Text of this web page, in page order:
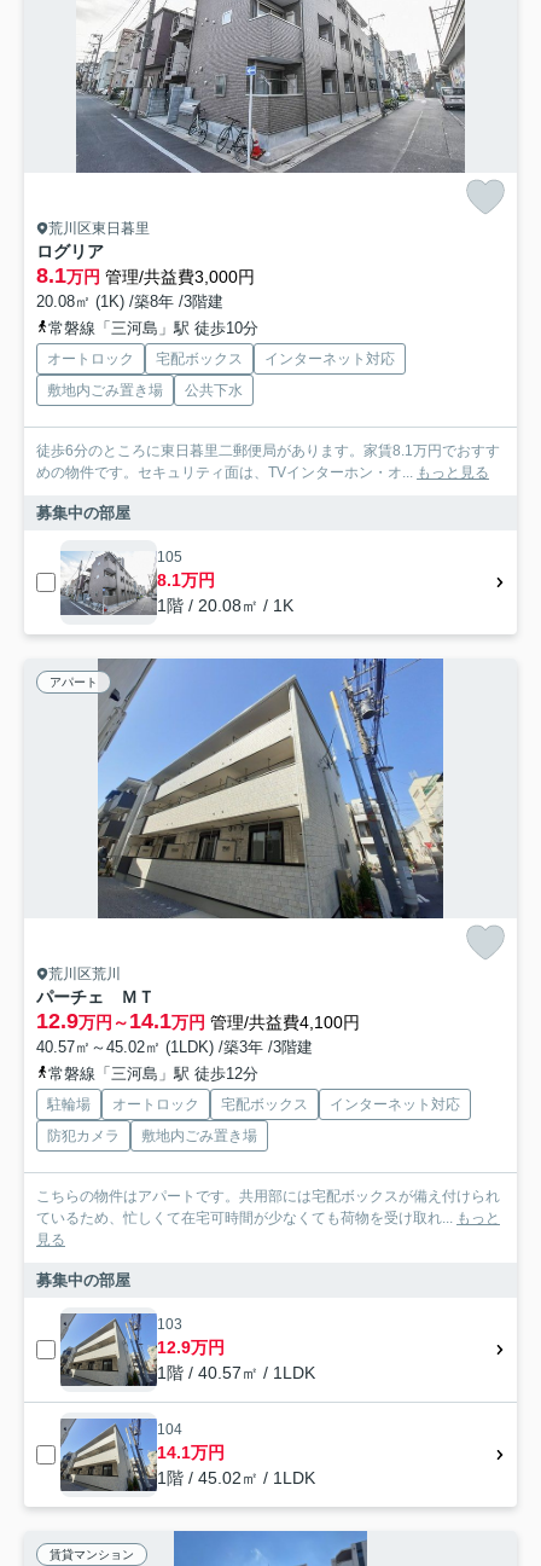
荒川区東日暮里
ログリア
8.1万円 管理/共益費3,000円
20.08㎡ (1K) /築8年 /3階建
常磐線「三河島」駅 徒歩10分
オートロック 宅配ボックス
インターネット対応
敷地内ごみ置き場
公共下水
徒歩6分のところに東日暮里二郵便局があります。家賃8.1万円でおすす
めの物件です。セキュリティ面は、TVインターホン・オ... もっと見る
募集中の部屋
105
8.1万円
1階 / 20.08㎡ / 1K
アパート
荒川区荒川
パーチェ ＭＴ
12.9万円～14.1万円 管理/共益費4,100円
40.57㎡～45.02㎡ (1LDK) /築3年 /3階建
常磐線「三河島」駅 徒歩12分
駐輪場 オートロック 宅配ボックス
インターネット対応
防犯カメラ
敷地内ごみ置き場
こちらの物件はアパートです。共用部には宅配ボックスが備え付けられ
ているため、忙しくて在宅可時間が少なくても荷物を受け取れ... もっと
見る
募集中の部屋
103
12.9万円
1階 / 40.57㎡ / 1LDK
104
14.1万円
1階 / 45.02㎡ / 1LDK
賃貸マンション